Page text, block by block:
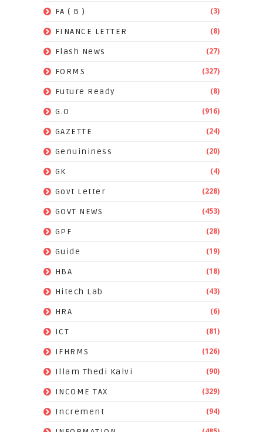
FA ( B ) (3)
FINANCE LETTER (8)
Flash News (27)
FORMS (327)
Future Ready (8)
G.O (916)
GAZETTE (24)
Genuininess (20)
GK (4)
Govt Letter (228)
GOVT NEWS (453)
GPF (28)
Guide (19)
HBA (18)
Hitech Lab (43)
HRA (6)
ICT (81)
IFHRMS (126)
Illam Thedi Kalvi (90)
INCOME TAX (329)
Increment (94)